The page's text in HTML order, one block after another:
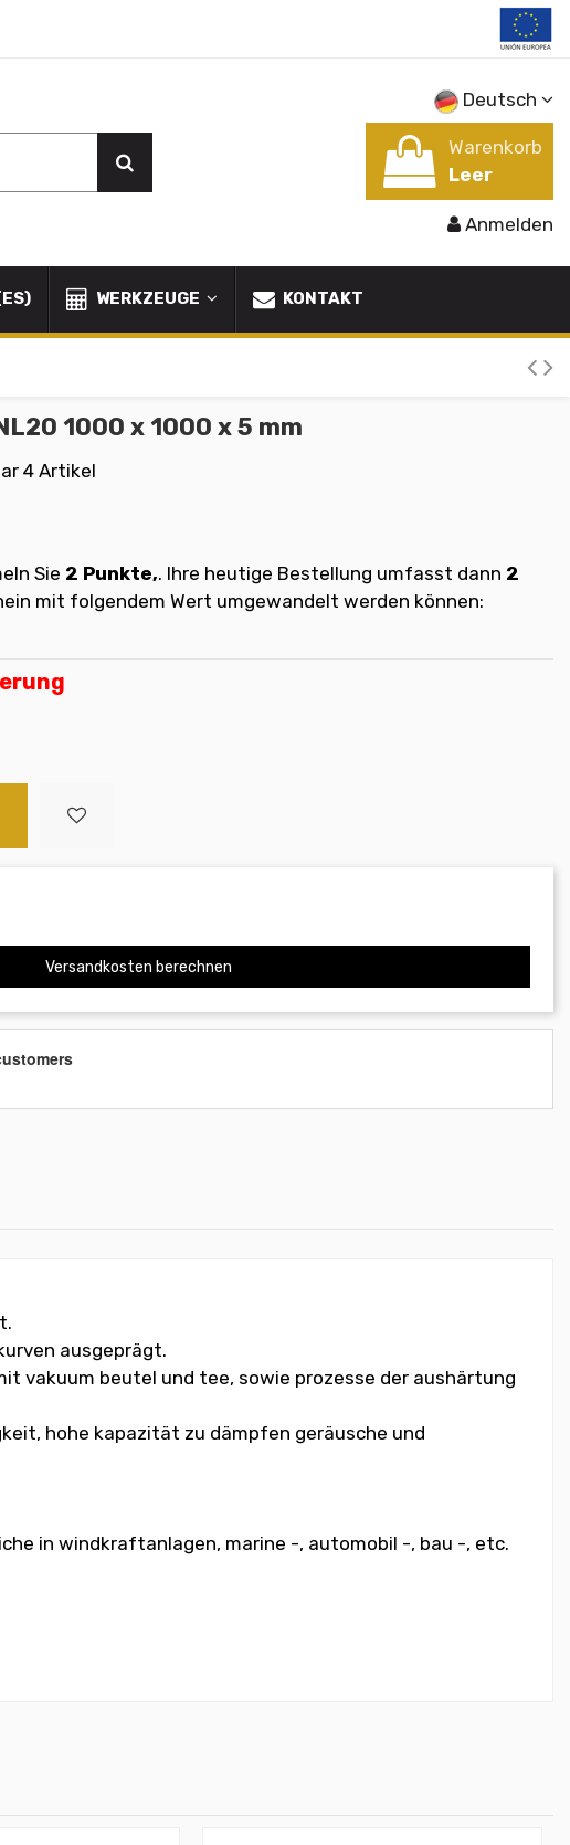
Deutsch
Warenkorb
Leer
Anmelden
WERKZEUGE KONTAKT
1000 x 1000 x 5 mm
4 Artikel
Sie 2 Punkte,. Ihre heutige Bestellung umfasst dann 2
mit folgendem Wert umgewandelt werden können:
Versandkosten berechnen
ausgeprägt.
vakuum beutel und tee, sowie prozesse der aushärtung
hohe kapazität zu dämpfen geräusche und
in windkraftanlagen, marine -, automobil -, bau -, etc.